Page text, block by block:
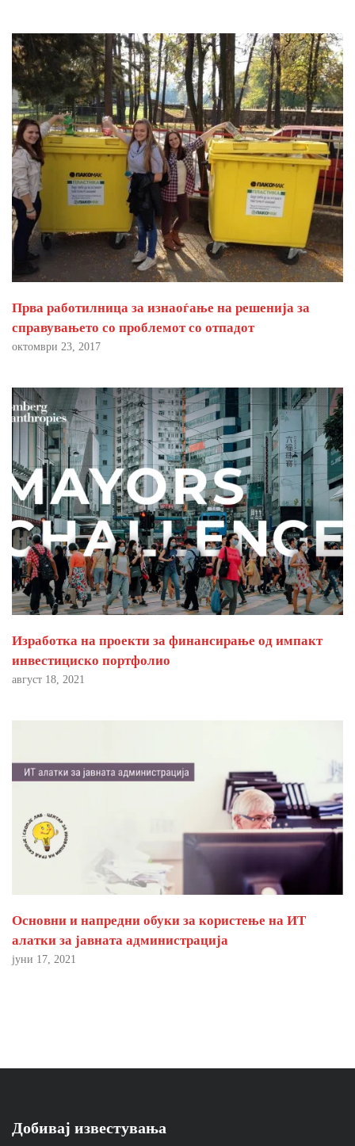
Прва работилница за изнаоѓање на решенија за
справувањето со проблемот со отпадот
октомври 23, 2017
Изработка на проекти за финансирање од импакт
инвестициско портфолио
август 18, 2021
Основни и напредни обуки за користење на ИТ
алатки за јавната администрација
јуни 17, 2021
Добивај известувања